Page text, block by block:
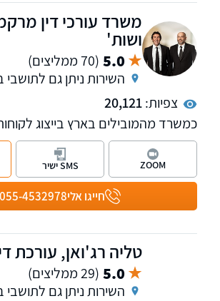
משרד עורכי דין
ושות'
5.0 (70 ממליצים)
השירות ניתן גם
צפיות:20,121
כמשרד מהמובילים בארץ בייצוג
אנחנו מטפלים בתחומי נזקי הגוף,
פטור ממס, רשלנות רפואית, נכי צה"ל
דרכים.
לרשותכם 11 סניפים של המשרד
בחיפה, ראש פינה, טבריה, עפולה,
למי שמעוניין, אנחנו מאפשרים פתיחת
חייגו אלי055-4532978
ZOOM SMS ישיר
טליה רג'ואן, עורכת
5.0 (29 ממליצים)
השירות ניתן גם